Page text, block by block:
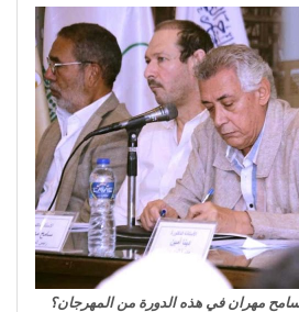
سامح مهران في هذه الدورة من المهرجان؟